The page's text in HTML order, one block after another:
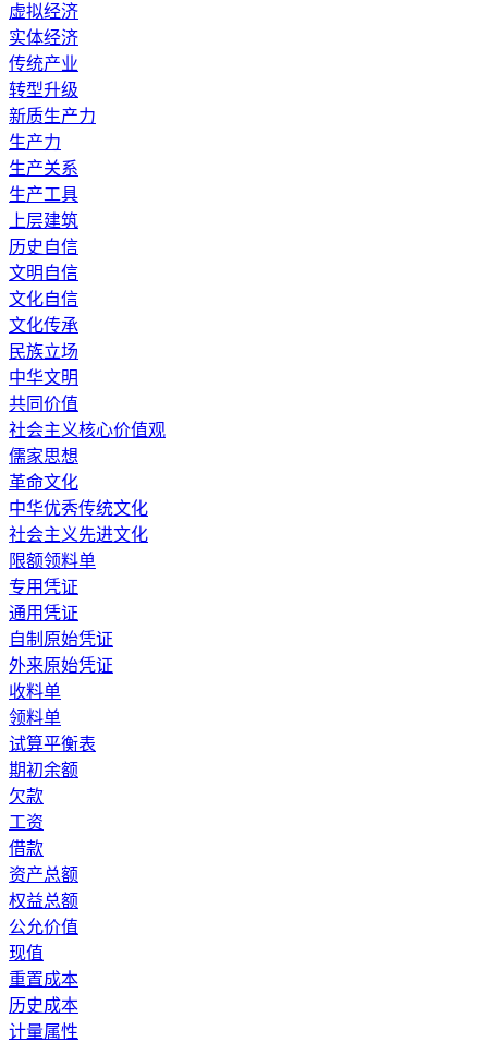
虚拟经济
实体经济
传统产业
转型升级
新质生产力
生产力
生产关系
生产工具
上层建筑
历史自信
文明自信
文化自信
文化传承
民族立场
中华文明
共同价值
社会主义核心价值观
儒家思想
革命文化
中华优秀传统文化
社会主义先进文化
限额领料单
专用凭证
通用凭证
自制原始凭证
外来原始凭证
收料单
领料单
试算平衡表
期初余额
欠款
工资
借款
资产总额
权益总额
公允价值
现值
重置成本
历史成本
计量属性